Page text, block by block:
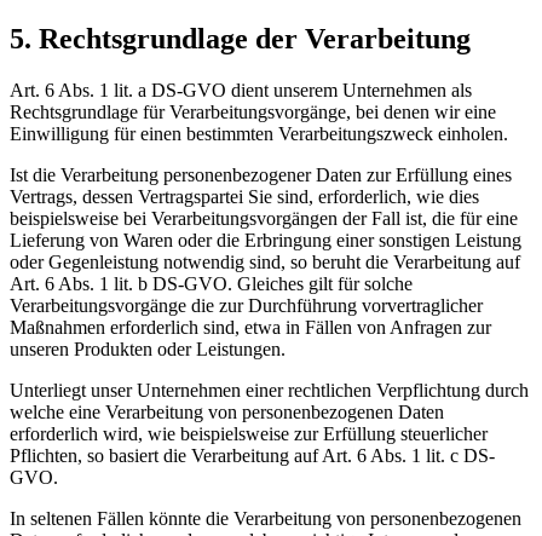
5. Rechtsgrundlage der Verarbeitung
Art. 6 Abs. 1 lit. a DS-GVO dient unserem Unternehmen als
Rechtsgrundlage für Verarbeitungsvorgänge, bei denen wir eine
Einwilligung für einen bestimmten Verarbeitungszweck einholen.
Ist die Verarbeitung personenbezogener Daten zur Erfüllung eines
Vertrags, dessen Vertragspartei Sie sind, erforderlich, wie dies
beispielsweise bei Verarbeitungsvorgängen der Fall ist, die für eine
Lieferung von Waren oder die Erbringung einer sonstigen Leistung
oder Gegenleistung notwendig sind, so beruht die Verarbeitung auf
Art. 6 Abs. 1 lit. b DS-GVO. Gleiches gilt für solche
Verarbeitungsvorgänge die zur Durchführung vorvertraglicher
Maßnahmen erforderlich sind, etwa in Fällen von Anfragen zur
unseren Produkten oder Leistungen.
Unterliegt unser Unternehmen einer rechtlichen Verpflichtung durch
welche eine Verarbeitung von personenbezogenen Daten
erforderlich wird, wie beispielsweise zur Erfüllung steuerlicher
Pflichten, so basiert die Verarbeitung auf Art. 6 Abs. 1 lit. c DS-
GVO.
In seltenen Fällen könnte die Verarbeitung von personenbezogenen